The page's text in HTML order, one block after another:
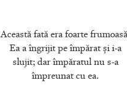
Această fată era foarte
Ea a îngrijit pe împărat şi i-a
slujit; dar împăratul nu s-a
împreunat cu ea.